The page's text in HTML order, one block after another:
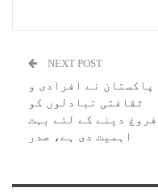
NEXT POST
پاکستان نے افرادی و
ثقافتی تبادلوں کو
فروغ دینے کے لئے بہت
اہمیت دی ہے، صدر